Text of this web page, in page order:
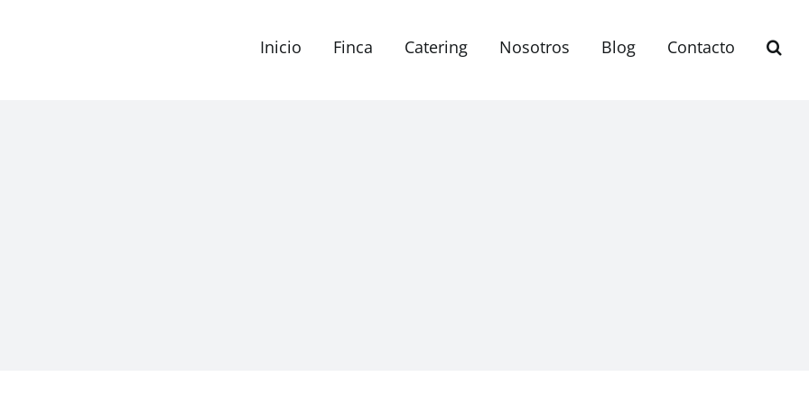
Inicio Finca Catering Nosotros Blog Contacto